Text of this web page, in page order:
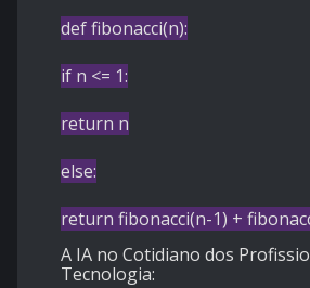
deffibonacci(n):
if n <= 1:
return n
else:
return fibonacci(n-1) +
A IA no Cotidiano dos
Tecnologia: